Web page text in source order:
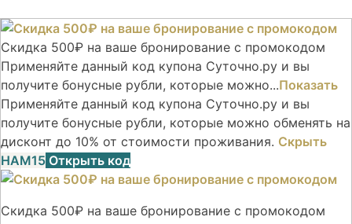
Скидка 500₽ на ваше бронирование с промокодом
Применяйте данный код купона Суточно.ру и вы
получите бонусные рубли, которые можно...Показать
Применяйте данный код купона Суточно.ру и вы
получите бонусные рубли, которые можно обменять на
дисконт до 10% от стоимости проживания. Скрыть
НАМ15 Открыть код
Скидка 500₽ на ваше бронирование с промокодом